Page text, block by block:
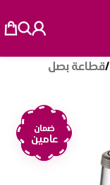
/قطاعة بصل
ضمان
عامين